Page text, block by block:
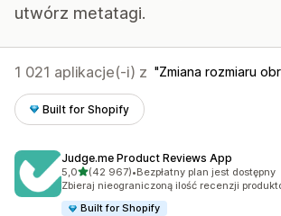
utwórz metatagi.
1 021 aplikacje(-i) z Zmiana rozmiaru
Built for Shopify
Judge.me Product Reviews App
5,0na 5 gwiazdek
(42 967)
Łączna liczba recenzji: 42967
•Bezpłatny plan jest dostępny
Zbieraj nieograniczoną ilość recenzji
Built for Shopify